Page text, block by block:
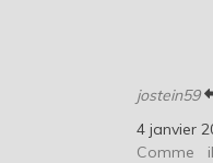
jostein59
4 janvier
Comme